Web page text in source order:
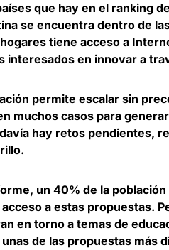
que hay en el ranking
se encuentra dentro de
tiene acceso a
interesados en innovar a
permite escalar sin
muchos casos para
hay retos pendientes,
un 40% de la
a estas propuestas.
en torno a temas de
de las propuestas más